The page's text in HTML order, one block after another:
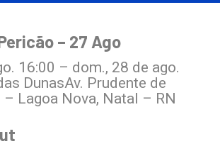
– 27 Ago
16:00 – dom., 28 de ago.
DunasAv. Prudente de
Lagoa Nova, Natal – RN